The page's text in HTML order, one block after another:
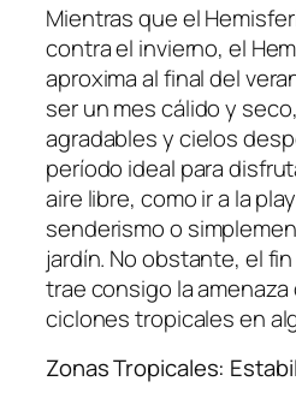
Mientras que el
contra el invierno, el
aproxima al final del
ser un mes cálido y
agradables y cielos
período ideal para
aire libre, como ir a la
senderismo o
jardín. No obstante, el
trae consigo la
ciclones tropicales en
Zonas Tropicales: